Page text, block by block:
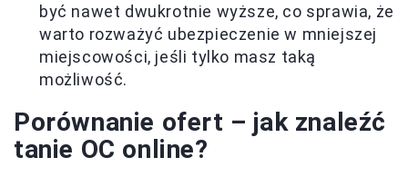
być nawet dwukrotnie wyższe, co sprawia, że
warto rozważyć ubezpieczenie w mniejszej
miejscowości, jeśli tylko masz taką
możliwość.
Porównanie ofert – jak znaleźć
tanie OC online?